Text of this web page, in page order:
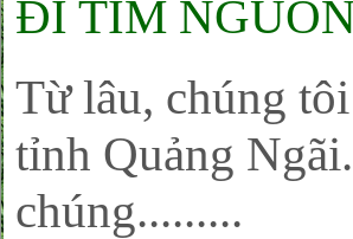
ĐI TÌM
Từ lâu, chúng
tỉnh Quảng
chúng.........